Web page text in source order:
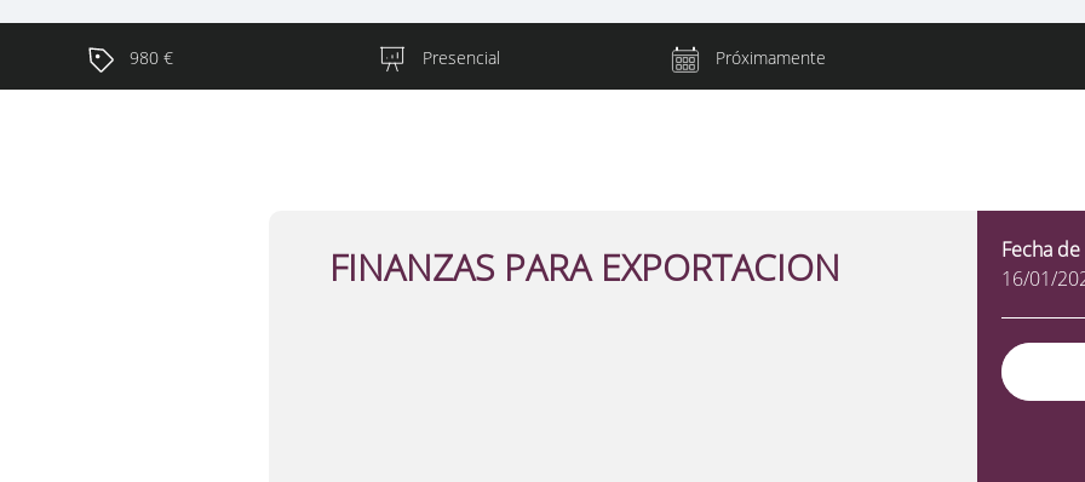
980 € Presencial Próximamente
FINANZAS PARA EXPORTACION
Fecha
16/01/